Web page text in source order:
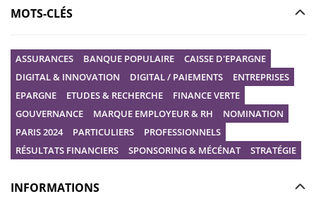
MOTS-CLÉS
ASSURANCES BANQUE POPULAIRE
CAISSE D'EPARGNE
DIGITAL & INNOVATION
DIGITAL / PAIEMENTS
ENTREPRISES
EPARGNE
ETUDES & RECHERCHE
FINANCE VERTE
GOUVERNANCE
MARQUE EMPLOYEUR & RH
NOMINATION
PARIS 2024
PARTICULIERS
PROFESSIONNELS
RÉSULTATS FINANCIERS
SPONSORING & MÉCÉNAT STRATÉGIE
INFORMATIONS